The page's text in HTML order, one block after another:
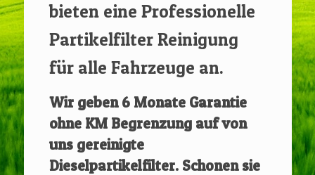
bieten eine Professionelle
Partikelfilter Reinigung
für alle Fahrzeuge an.
Wir geben 6 Monate Garantie
ohne KM Begrenzung auf von
uns gereinigte
Dieselpartikelfilter. Schonen sie